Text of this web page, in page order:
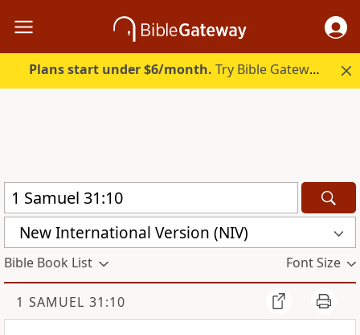
Plans start under $6/month. Try Bible Gateway Plus.
New International Version (NIV)
Bible Book List Font Size
1 SAMUEL 31:10